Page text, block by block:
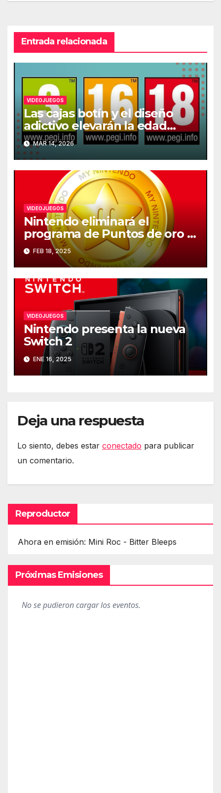
Entrada relacionada
VIDEOJUEGOS
Las cajas botín y el diseño
adictivo elevarán la edad
recomendada de los
videojuegos en Europa
MAR 14, 2026
VIDEOJUEGOS
Nintendo eliminará el
programa de Puntos de oro el
25 de marzo
FEB 18, 2025
VIDEOJUEGOS
Nintendo presenta la nueva
Switch 2
ENE 16, 2025
Deja una respuesta
Lo siento, debes estar conectado para publicar
un comentario.
Reproductor
Ahora en emisión: Mini Roc - Bitter Bleeps
Próximas Emisiones